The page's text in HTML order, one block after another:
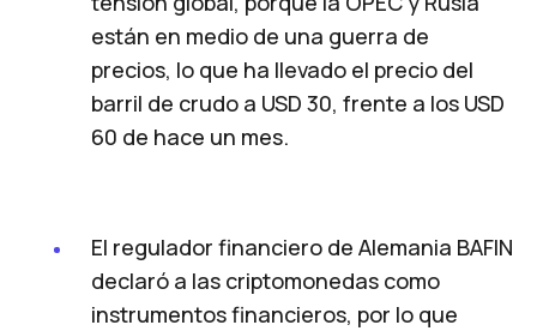
están en medio de una guerra de
precios, lo que ha llevado el precio del
barril de crudo a USD 30, frente a los USD
60 de hace un mes.
El regulador financiero de Alemania BAFIN
declaró a las criptomonedas como
instrumentos financieros, por lo que